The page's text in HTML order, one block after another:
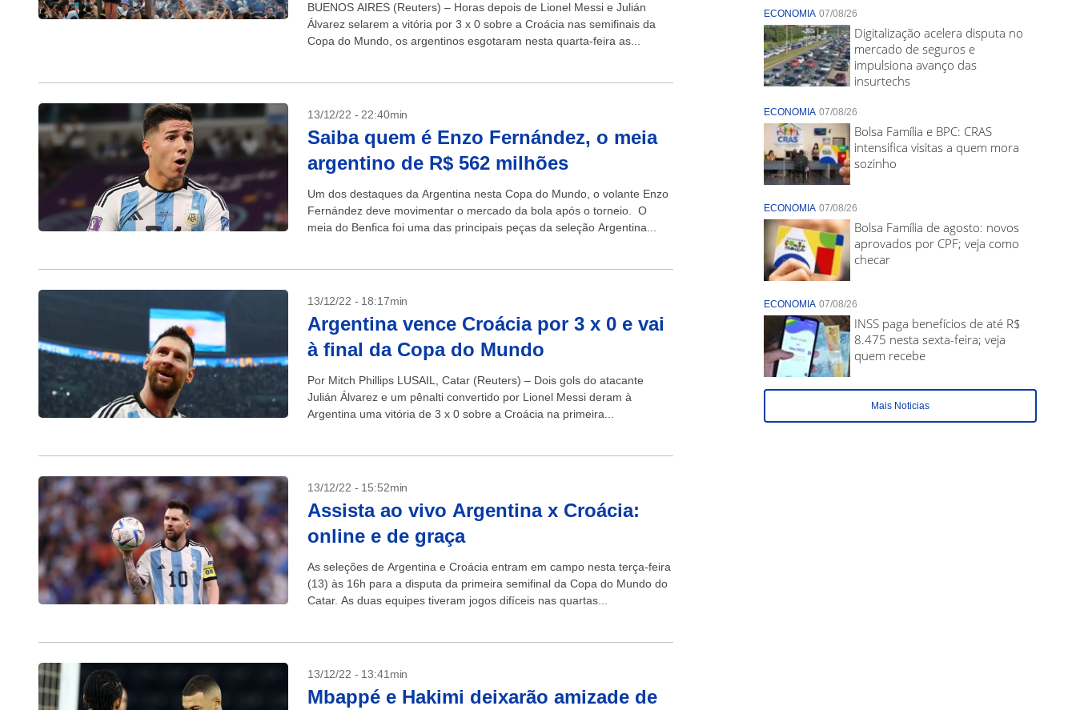
BUENOS AIRES (Reuters) – Horas depois de Lionel Messi e Julián
Álvarez selarem a vitória por 3 x 0 sobre a Croácia nas semifinais da
Copa do Mundo, os argentinos esgotaram nesta quarta-feira as...
13/12/22 - 22:40min
Saiba quem é Enzo Fernández, o meia
argentino de R$ 562 milhões
Um dos destaques da Argentina nesta Copa do Mundo, o volante Enzo
Fernández deve movimentar o mercado da bola após o torneio. O
meia do Benfica foi uma das principais peças da seleção Argentina...
13/12/22 - 18:17min
Argentina vence Croácia por 3 x 0 e vai
à final da Copa do Mundo
Por Mitch Phillips LUSAIL, Catar (Reuters) – Dois gols do atacante
Julián Álvarez e um pênalti convertido por Lionel Messi deram à
Argentina uma vitória de 3 x 0 sobre a Croácia na primeira...
13/12/22 - 15:52min
Assista ao vivo Argentina x Croácia:
online e de graça
As seleções de Argentina e Croácia entram em campo nesta terça-feira
(13) às 16h para a disputa da primeira semifinal da Copa do Mundo do
Catar. As duas equipes tiveram jogos difíceis nas quartas...
13/12/22 - 13:41min
Mbappé e Hakimi deixarão amizade de
ECONOMIA 07/08/26
Digitalização acelera disputa no
mercado de seguros e
impulsiona avanço das
insurtechs
ECONOMIA 07/08/26
Bolsa Família e BPC: CRAS
intensifica visitas a quem mora
sozinho
ECONOMIA 07/08/26
Bolsa Família de agosto: novos
aprovados por CPF; veja como
checar
ECONOMIA 07/08/26
INSS paga benefícios de até R$
8.475 nesta sexta-feira; veja
quem recebe
Mais Noticias